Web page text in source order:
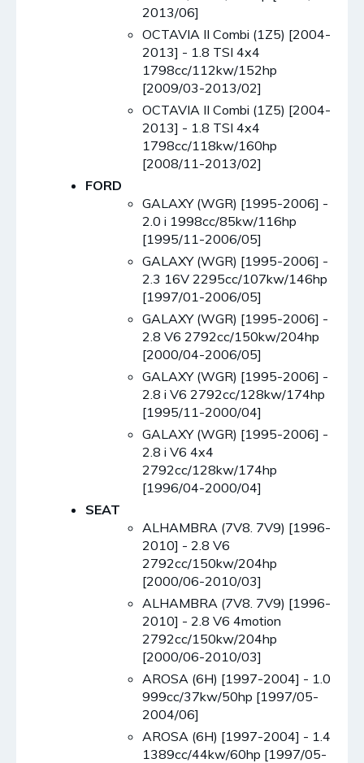
2013/06]
OCTAVIA II Combi (1Z5) [2004-
2013] - 1.8 TSI 4x4
1798cc/112kw/152hp
[2009/03-2013/02]
OCTAVIA II Combi (1Z5) [2004-
2013] - 1.8 TSI 4x4
1798cc/118kw/160hp
[2008/11-2013/02]
FORD
GALAXY (WGR) [1995-2006] -
2.0 i 1998cc/85kw/116hp
[1995/11-2006/05]
GALAXY (WGR) [1995-2006] -
2.3 16V 2295cc/107kw/146hp
[1997/01-2006/05]
GALAXY (WGR) [1995-2006] -
2.8 V6 2792cc/150kw/204hp
[2000/04-2006/05]
GALAXY (WGR) [1995-2006] -
2.8 i V6 2792cc/128kw/174hp
[1995/11-2000/04]
GALAXY (WGR) [1995-2006] -
2.8 i V6 4x4
2792cc/128kw/174hp
[1996/04-2000/04]
SEAT
ALHAMBRA (7V8. 7V9) [1996-
2010] - 2.8 V6
2792cc/150kw/204hp
[2000/06-2010/03]
ALHAMBRA (7V8. 7V9) [1996-
2010] - 2.8 V6 4motion
2792cc/150kw/204hp
[2000/06-2010/03]
AROSA (6H) [1997-2004] - 1.0
999cc/37kw/50hp [1997/05-
2004/06]
AROSA (6H) [1997-2004] - 1.4
1389cc/44kw/60hp [1997/05-